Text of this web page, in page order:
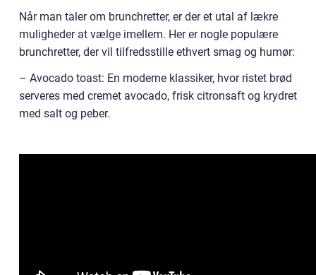
Når man taler om brunchretter, er der et utal af lækre
muligheder at vælge imellem. Her er nogle populære
brunchretter, der vil tilfredsstille ethvert smag og humør:
– Avocado toast: En moderne klassiker, hvor ristet brød
serveres med cremet avocado, frisk citronsaft og krydret
med salt og peber.